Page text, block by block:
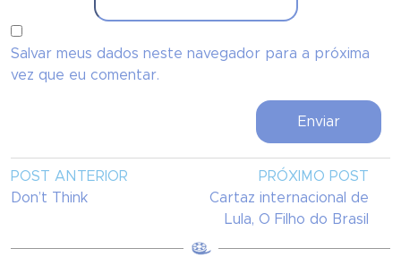
Salvar meus dados neste navegador para a próxima
vez que eu comentar.
POST ANTERIOR
Don’t Think
PRÓXIMO POST
Cartaz internacional de
Lula, O Filho do Brasil